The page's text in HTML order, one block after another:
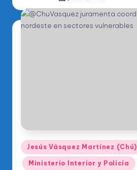
Publicado
en
Jesús Vásquez Martínez (Chú)
Ministerio Interior y Policía